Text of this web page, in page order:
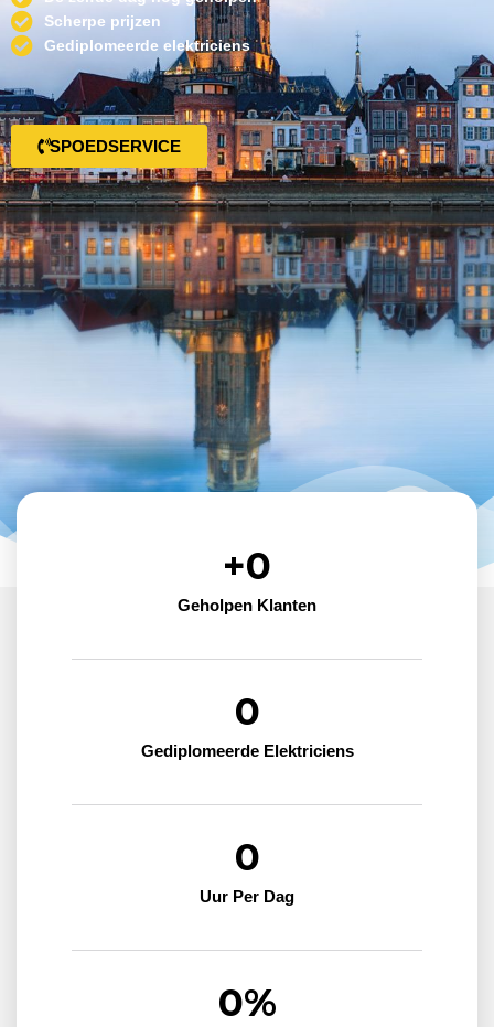
Scherpe prijzen
Gediplomeerde elektriciens
SPOEDSERVICE
Geholpen Klanten
+0
Gediplomeerde Elektriciens
0
Uur Per Dag
0
0%